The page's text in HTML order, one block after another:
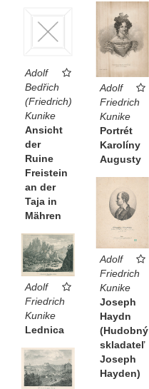
Adolf
Bedřich
(Friedrich)
Kunike
Ansicht
der
Ruine
Freistein
an der
Taja in
Mähren
Adolf
Friedrich
Kunike
Portrét
Karolíny
Augusty
Adolf
Friedrich
Kunike
Joseph
Haydn
(Hudobný
skladateľ
Joseph
Hayden)
Adolf
Friedrich
Kunike
Lednica